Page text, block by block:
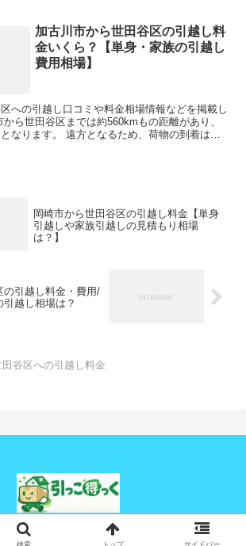
加古川市から世田谷区の引越し料
金いくら？【単身・家族の引越し
費用相場】
への引越し口コミや料金相場情報などを掲載し
ら世田谷区までは約560kmもの距離があり、
なります。 遠方となるため、荷物の到着は最
岡崎市から世田谷区の引越し料金【単身
引越しや家族引越しの見積もり相場
は？】
の引越し料金・費用/
越し相場は？
田谷区への引越し料金
© 2024 引っこ得っく.
検索 トップ サイドバー